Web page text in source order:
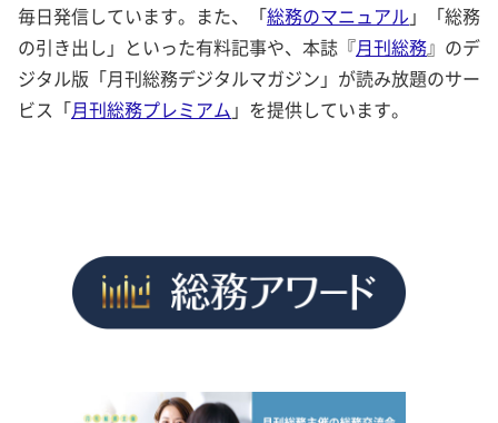
毎日発信しています。また、「総務のマニュアル 」「総務
の引き出し」といった有料記事や、本誌『月刊総務』のデ
ジタル版「月刊総務デジタルマガジン」が読み放題のサー
ビス「月刊総務プレミアム 」を提供しています。